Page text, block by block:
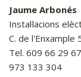
Jaume Arbonés
Instal·lacions
C. de l'Enxample
Tel. 609 66 29 67
973 133 304